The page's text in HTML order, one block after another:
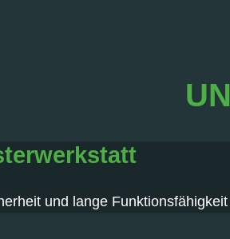
und lange